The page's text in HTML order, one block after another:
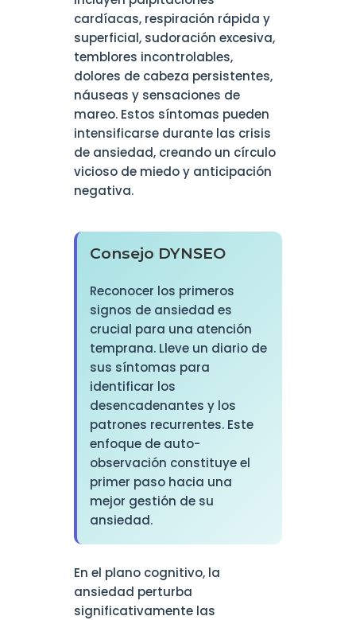
cardíacas, respiración rápida y
superficial, sudoración excesiva,
temblores incontrolables,
dolores de cabeza persistentes,
náuseas y sensaciones de
mareo. Estos síntomas pueden
intensificarse durante las crisis
de ansiedad, creando un círculo
vicioso de miedo y anticipación
negativa.
Consejo DYNSEO
Reconocer los primeros
signos de ansiedad es
crucial para una atención
temprana. Lleve un diario de
sus síntomas para
identificar los
desencadenantes y los
patrones recurrentes. Este
enfoque de auto-
observación constituye el
primer paso hacia una
mejor gestión de su
ansiedad.
En el plano cognitivo, la
ansiedad perturba
significativamente las